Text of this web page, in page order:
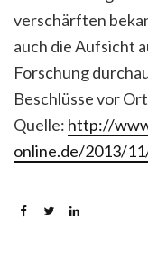
verschärften
auch die Aufsicht
Forschung
Beschlüsse vor
Quelle: http://
online.de/2013/